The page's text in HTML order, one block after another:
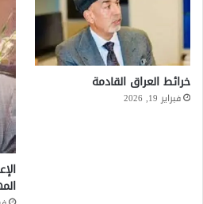
خرائط العراق القادمة
فبراير 19, 2026